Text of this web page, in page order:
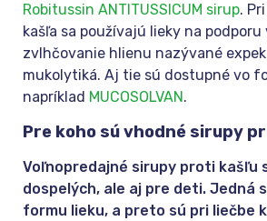
Robitussin ANTITUSSICUM sirup.
kašľa sa používajú lieky na podporu
zvlhčovanie hlienu nazývané
mukolytiká. Aj tie sú dostupné vo
napríklad MUCOSOLVAN .
Pre koho sú vhodné sirupy
Voľnopredajné sirupy proti kašľu
dospelých, ale aj pre deti. Jedná
formu lieku, a preto sú pri liečbe